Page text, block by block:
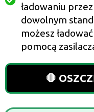
ładowaniu
dowolnym
możesz
pomocą
🛑